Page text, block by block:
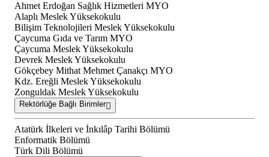
Ahmet Erdoğan Sağlık Hizmetleri MYO
Alaplı Meslek Yüksekokulu
Bilişim Teknolojileri Meslek Yüksekokulu
Çaycuma Gıda ve Tarım MYO
Çaycuma Meslek Yüksekokulu
Devrek Meslek Yüksekokulu
Gökçebey Mithat Mehmet Çanakçı MYO
Kdz. Ereğli Meslek Yüksekokulu
Zonguldak Meslek Yüksekokulu
Rektörlüğe Bağlı Birimler
Atatürk İlkeleri ve İnkılâp Tarihi Bölümü
Enformatik Bölümü
Türk Dili Bölümü